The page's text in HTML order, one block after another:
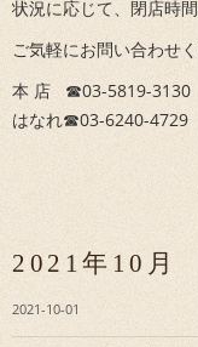
状況に応じて、閉店時
ご気軽にお問い合わせく
本 店 ☎︎03-5819-3130
はなれ☎︎03-6240-4729
2021年10月
2021-10-01